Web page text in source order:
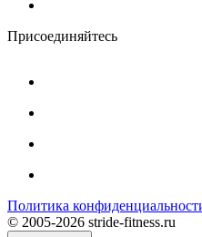
Присоединяйтесь
Политика
© 2005-2026 stride-fitness.ru